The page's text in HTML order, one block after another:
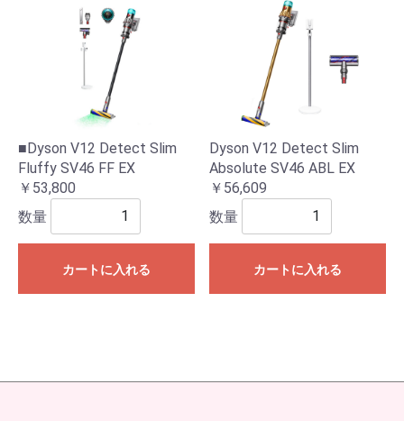
■Dyson V12 Detect Slim
Fluffy SV46 FF EX
￥53,800
数量
カートに入れる
Dyson V12 Detect Slim
Absolute SV46 ABL EX
￥56,609
数量
カートに入れる